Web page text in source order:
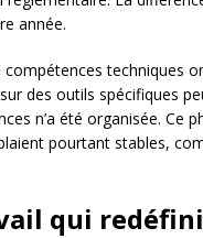
année.
techniques
sur des outils spécifiques
n’a été organisée. Ce
pourtant stables,
qui